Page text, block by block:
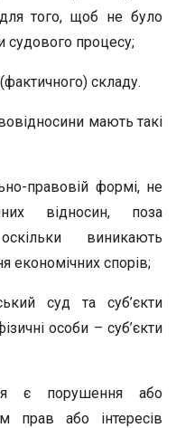
того, щоб не було
судового процесу;
складу.
мають такі
правовій формі, не
відносин, поза
виникають
економічних спорів;
суд та суб’єкти
особи – суб’єкти
є порушення або
прав або інтересів